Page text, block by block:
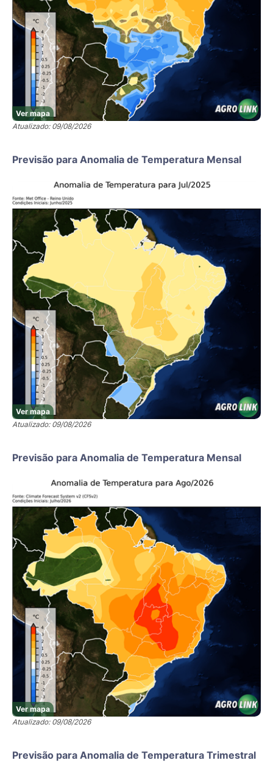
Ver mapa
Atualizado: 09/08/2026
Previsão para Anomalia de Temperatura Mensal
Ver mapa
Atualizado: 09/08/2026
Previsão para Anomalia de Temperatura Mensal
Ver mapa
Atualizado: 09/08/2026
Previsão para Anomalia de Temperatura Trimestral